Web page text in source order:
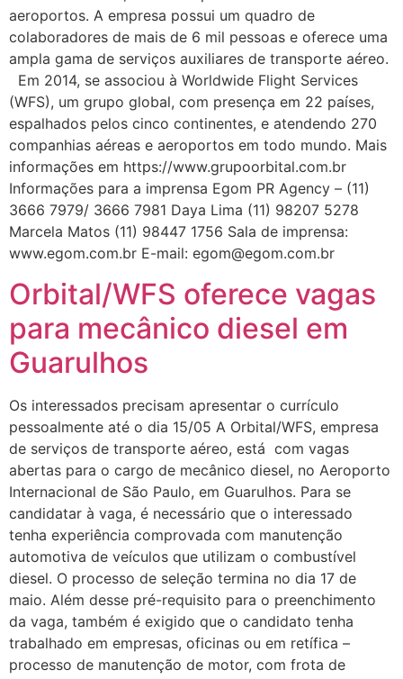
aeroportos. A empresa possui um quadro de
colaboradores de mais de 6 mil pessoas e oferece uma
ampla gama de serviços auxiliares de transporte aéreo.
Em 2014, se associou à Worldwide Flight Services
(WFS), um grupo global, com presença em 22 países,
espalhados pelos cinco continentes, e atendendo 270
companhias aéreas e aeroportos em todo mundo. Mais
informações em https://www.grupoorbital.com.br
Informações para a imprensa Egom PR Agency – (11)
3666 7979/ 3666 7981 Daya Lima (11) 98207 5278
Marcela Matos (11) 98447 1756 Sala de imprensa:
www.egom.com.br E-mail: egom@egom.com.br
Orbital/WFS oferece vagas
para mecânico diesel em
Guarulhos
Os interessados precisam apresentar o currículo
pessoalmente até o dia 15/05 A Orbital/WFS, empresa
de serviços de transporte aéreo, está com vagas
abertas para o cargo de mecânico diesel, no Aeroporto
Internacional de São Paulo, em Guarulhos. Para se
candidatar à vaga, é necessário que o interessado
tenha experiência comprovada com manutenção
automotiva de veículos que utilizam o combustível
diesel. O processo de seleção termina no dia 17 de
maio. Além desse pré-requisito para o preenchimento
da vaga, também é exigido que o candidato tenha
trabalhado em empresas, oficinas ou em retífica –
processo de manutenção de motor, com frota de